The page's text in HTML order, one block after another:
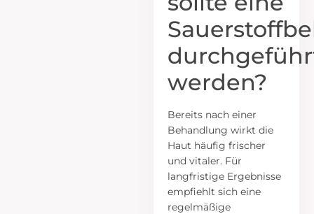
werden?
Bereits nach einer
Behandlung wirkt die
Haut häufig frischer
und vitaler. Für
langfristige Ergebnisse
empfiehlt sich eine
regelmäßige